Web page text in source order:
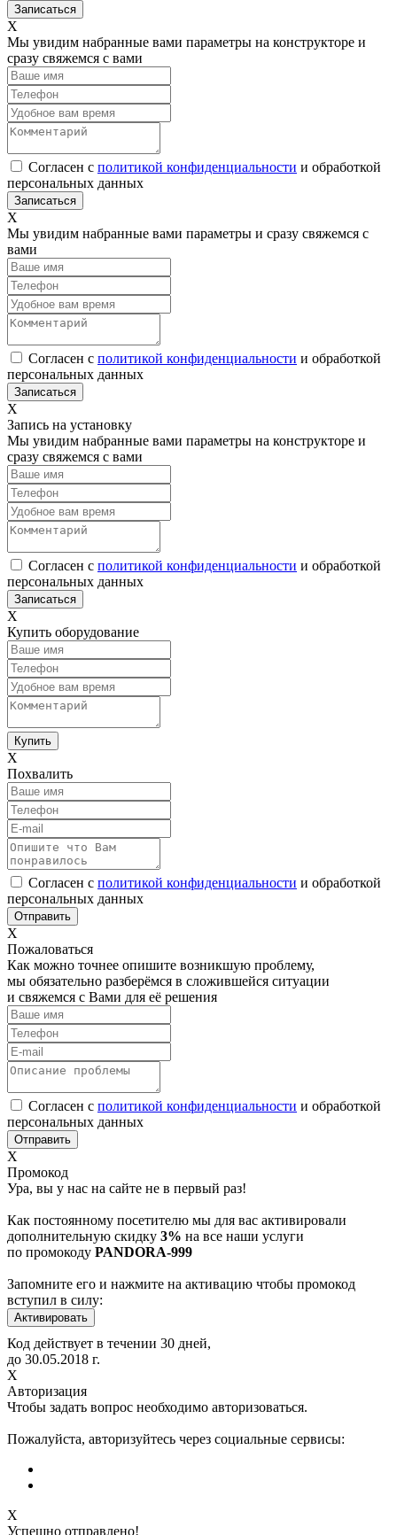
Х
Мы увидим набранные вами параметры на конструкторе и
сразу свяжемся с вами
Согласен с политикой конфиденциальности и обработкой
персональных данных
Х
Мы увидим набранные вами параметры и сразу свяжемся с
вами
Согласен с политикой конфиденциальности и обработкой
персональных данных
Х
Запись на установку
Мы увидим набранные вами параметры на конструкторе и
сразу свяжемся с вами
Согласен с политикой конфиденциальности и обработкой
персональных данных
Х
Купить оборудование
Х
Похвалить
Согласен с политикой конфиденциальности и обработкой
персональных данных
Х
Пожаловаться
Как можно точнее опишите возникшую проблему,
мы обязательно разберёмся в сложившейся ситуации
и свяжемся с Вами для её решения
Согласен с политикой конфиденциальности и обработкой
персональных данных
Х
Промокод
Ура, вы у нас на сайте не в первый раз!
Как постоянному посетителю мы для вас активировали
дополнительную скидку 3% на все наши услуги
по промокоду PANDORA-999
Запомните его и нажмите на активацию чтобы промокод
вступил в силу:
Код действует в течении 30 дней,
до 30.05.2018 г.
Х
Авторизация
Чтобы задать вопрос необходимо авторизоваться.
Пожалуйста, авторизуйтесь через социальные сервисы:
X
Успешно отправлено!